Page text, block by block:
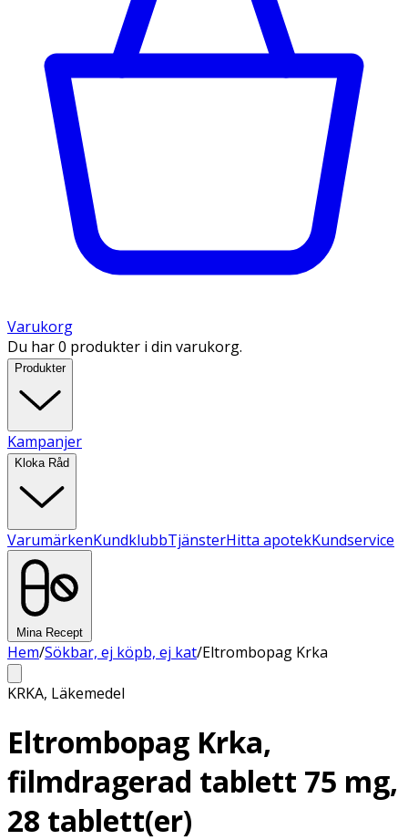
Varukorg
Du har 0 produkter i din varukorg.
Produkter
Kampanjer
Kloka Råd
VarumärkenKundklubbTjänsterHitta apotekKundservice
Mina Recept
Hem/Sökbar, ej köpb, ej kat/Eltrombopag Krka
KRKA, Läkemedel
Eltrombopag Krka,
filmdragerad tablett 75 mg,
28 tablett(er)